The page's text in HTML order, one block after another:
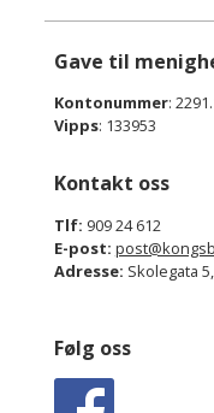
Gave til
Kontonummer:
Vipps: 133953
Kontakt oss
Tlf: 909 24 612
E-post:
Adresse: Skolegata
Følg oss